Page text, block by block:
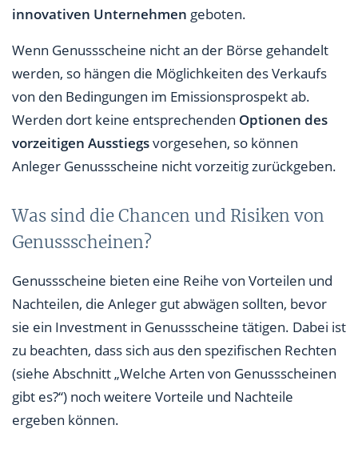
innovativen Unternehmen geboten.
Wenn Genussscheine nicht an der Börse gehandelt
werden, so hängen die Möglichkeiten des Verkaufs
von den Bedingungen im Emissionsprospekt ab.
Werden dort keine entsprechenden Optionen des
vorzeitigen Ausstiegsvorgesehen, so können
Anleger Genussscheine nicht vorzeitig zurückgeben.
Was sind die Chancen und Risiken von
Genussscheinen?
Genussscheine bieten eine Reihe von Vorteilen und
Nachteilen, die Anleger gut abwägen sollten, bevor
sie ein Investment in Genussscheine tätigen. Dabei ist
zu beachten, dass sich aus den spezifischen Rechten
(siehe Abschnitt „Welche Arten von Genussscheinen
gibt es?“) noch weitere Vorteile und Nachteile
ergeben können.